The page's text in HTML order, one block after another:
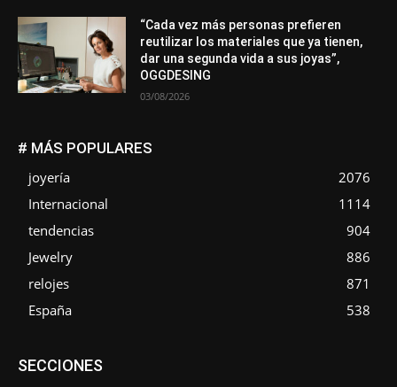
“Cada vez más personas prefieren
reutilizar los materiales que ya tienen,
dar una segunda vida a sus joyas”,
OGGDESING
03/08/2026
# MÁS POPULARES
joyería
2076
Internacional
1114
tendencias
904
Jewelry
886
relojes
871
España
538
SECCIONESAsociaciones
Entrevistas